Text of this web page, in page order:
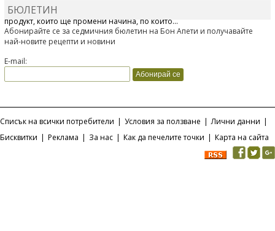
Отскоро Лесафр България стартира предлагането на изцяло нов
продукт, който ще промени начина, по който...
БЮЛЕТИН
Абонирайте се за седмичния бюлетин на Бон Апети и получавайте
най-новите рецепти и новини
E-mail:
Списък на всички потребители | Условия за ползване | Лични данни |
Бисквитки | Реклама | За нас | Как да печелите точки | Карта на сайта